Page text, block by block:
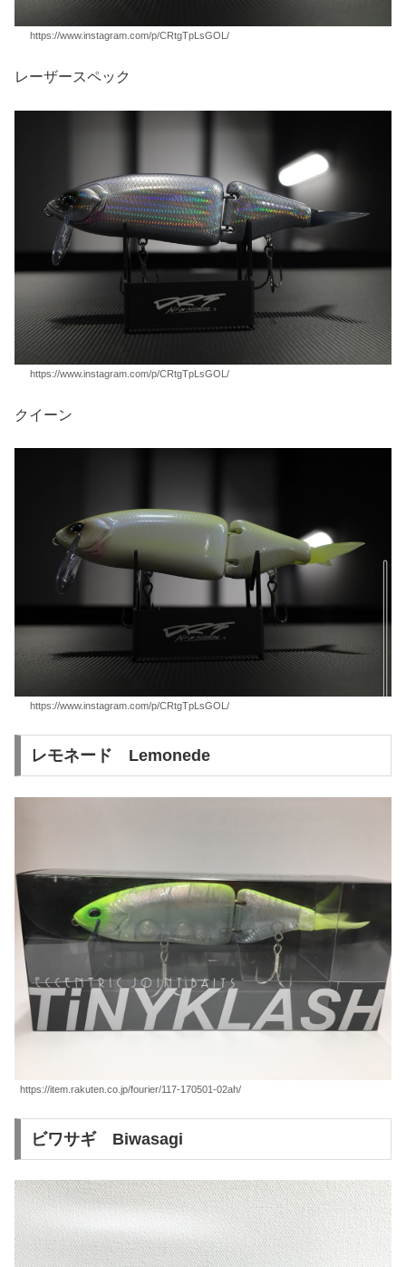
https://www.instagram.com/p/CRtgTpLsGOL/
レーザースペック
https://www.instagram.com/p/CRtgTpLsGOL/
クイーン
https://www.instagram.com/p/CRtgTpLsGOL/
レモネード Lemonede
https://item.rakuten.co.jp/fourier/117-170501-02ah/
ビワサギ Biwasagi